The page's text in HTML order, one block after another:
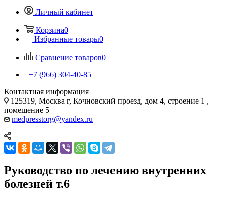
Личный кабинет
Корзина0
Избранные товары0
Сравнение товаров0
+7 (966) 304-40-85
Контактная информация
125319, Москва г, Кочновский проезд, дом 4, строение 1 ,
помещение 5
medpresstorg@yandex.ru
Руководство по лечению внутренних
болезней т.6